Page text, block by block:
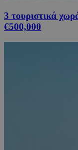
3 τουριστικά
€500,000